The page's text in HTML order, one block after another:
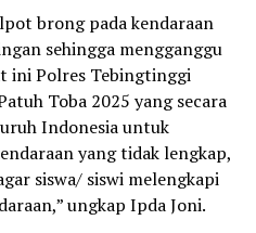
brong pada kendaraan
sehingga mengganggu
ini Polres Tebingtinggi
Toba 2025 yang secara
Indonesia untuk
yang tidak lengkap,
siswa/ siswi melengkapi
ungkap Ipda Joni.